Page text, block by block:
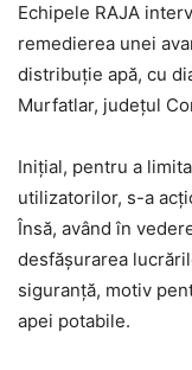
Echipele RAJA
remedierea unei
distribuție apă, cu
Murfatlar, județul
Inițial, pentru a
utilizatorilor, s-a
Însă, având în
desfășurarea
siguranță, motiv
apei potabile.